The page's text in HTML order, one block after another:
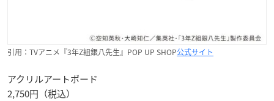
引用：TVアニメ『3年Z組銀八先生』POP UP SHOP公式サイト
アクリルアートボード
2,750円（税込）